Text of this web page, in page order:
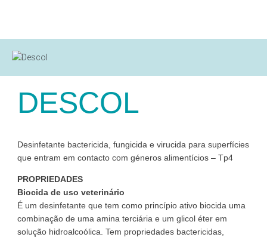
DESCOL
Desinfetante bactericida, fungicida e virucida para superfícies
que entram em contacto com géneros alimentícios – Tp4
PROPRIEDADES
Biocida de uso veterinário
É um desinfetante que tem como princípio ativo biocida uma
combinação de uma amina terciária e um glicol éter em
solução hidroalcoólica. Tem propriedades bactericidas,